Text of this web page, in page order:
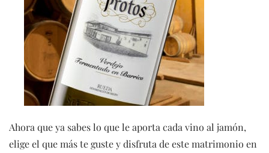
Ahora que ya sabes lo que le aporta cada vino al jamón,
elige el que más te guste y disfruta de este matrimonio en